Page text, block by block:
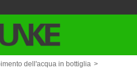
dell'acqua in bottiglia >